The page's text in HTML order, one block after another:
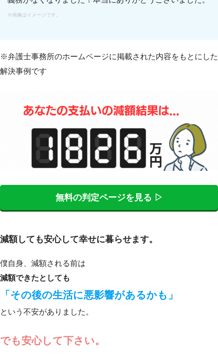
※画像はイメージです。
※弁護士事務所のホームページに掲載された内容をもとにした
解決事例です
無料の判定ページを見る ▷
減額しても安心して幸せに暮らせます。
僕自身、減額される前は
減額できたとしても
「その後の生活に悪影響があるかも」
という不安がありました。
でも安心して下さい。